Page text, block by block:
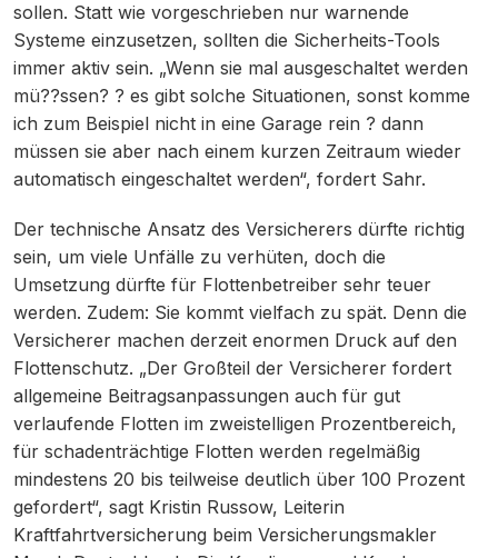
sollen. Statt wie vorgeschrieben nur warnende
Systeme einzusetzen, sollten die Sicherheits-Tools
immer aktiv sein. „Wenn sie mal ausgeschaltet werden
mü??ssen? ? es gibt solche Situationen, sonst komme
ich zum Beispiel nicht in eine Garage rein ? dann
müssen sie aber nach einem kurzen Zeitraum wieder
automatisch eingeschaltet werden“, fordert Sahr.
Der technische Ansatz des Versicherers dürfte richtig
sein, um viele Unfälle zu verhüten, doch die
Umsetzung dürfte für Flottenbetreiber sehr teuer
werden. Zudem: Sie kommt vielfach zu spät. Denn die
Versicherer machen derzeit enormen Druck auf den
Flottenschutz. „Der Großteil der Versicherer fordert
allgemeine Beitragsanpassungen auch für gut
verlaufende Flotten im zweistelligen Prozentbereich,
für schadenträchtige Flotten werden regelmäßig
mindestens 20 bis teilweise deutlich über 100 Prozent
gefordert“, sagt Kristin Russow, Leiterin
Kraftfahrtversicherung beim Versicherungsmakler